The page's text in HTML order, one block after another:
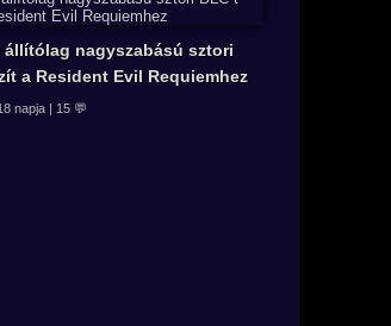
állítólag nagyszabású sztori
a Resident Evil Requiemhez
napja | 15 💬